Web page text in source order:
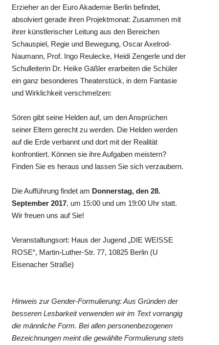
Erzieher an der Euro Akademie Berlin befindet,
absolviert gerade ihren Projektmonat: Zusammen mit
ihrer künstlerischer Leitung aus den Bereichen
Schauspiel, Regie und Bewegung, Oscar Axelrod-
Naumann, Prof. Ingo Reulecke, Heidi Zengerle und der
Schulleiterin Dr. Heike Gäßler erarbeiten die Schüler
ein ganz besonderes Theaterstück, in dem Fantasie
und Wirklichkeit verschmelzen:
Sören gibt seine Helden auf, um den Ansprüchen
seiner Eltern gerecht zu werden. Die Helden werden
auf die Erde verbannt und dort mit der Realität
konfrontiert. Können sie ihre Aufgaben meistern?
Finden Sie es heraus und lassen Sie sich verzaubern.
Die Aufführung findet am Donnerstag, den 28.
September 2017, um 15:00 und um 19:00 Uhr statt.
Wir freuen uns auf Sie!
Veranstaltungsort: Haus der Jugend „DIE WEISSE
ROSE“, Martin-Luther-Str. 77, 10825 Berlin (U
Eisenacher Straße)
Hinweis zur Gender-Formulierung: Aus Gründen der
besseren Lesbarkeit verwenden wir im Text vorrangig
die männliche Form. Bei allen personenbezogenen
Bezeichnungen meint die gewählte Formulierung stets